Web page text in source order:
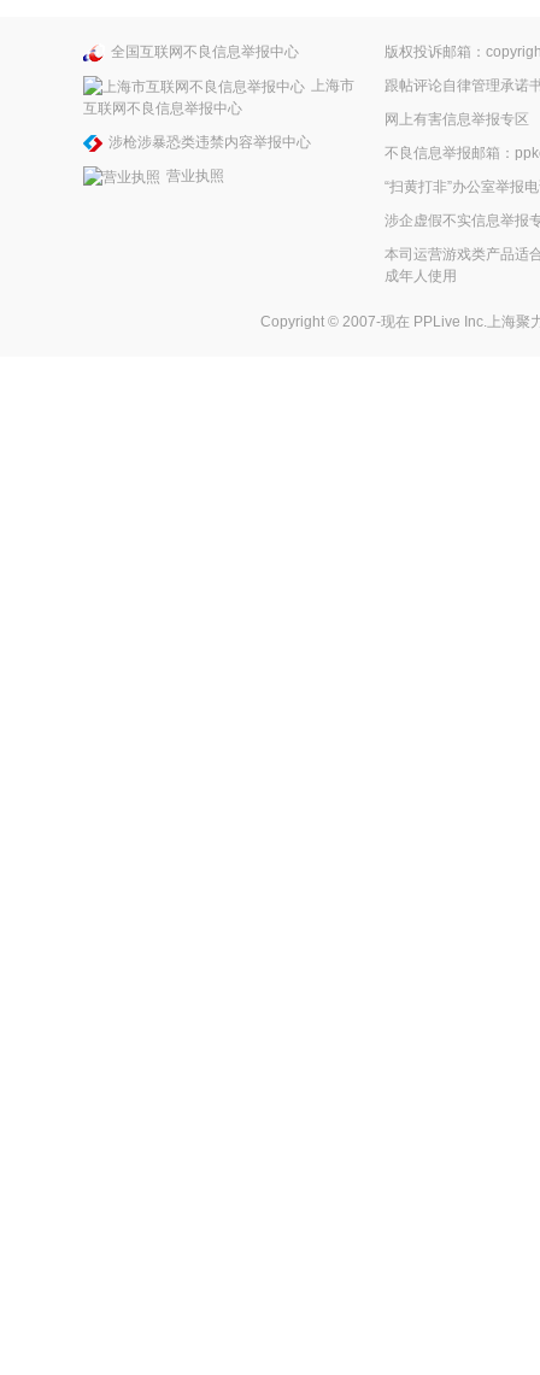
全国互联网不良信息举报中心
上海市
互联网不良信息举报中心
涉枪涉暴恐类违禁内容举报中心
营业执照
版权投诉邮箱：
跟帖评论自律管理承诺
网上有害信息举报专区
不良信息举报邮箱：
“扫黄打非”办公室举报
涉企虚假不实信息举报
本司运营游戏类产品适
成年人使用
Copyright © 2007-现在 PPLive Inc.上海聚